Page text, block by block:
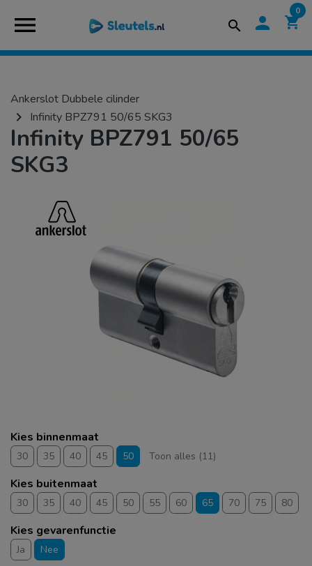
menu search person shopping_cart
0
Ankerslot Dubbele cilinder
navigate_next Infinity BPZ791 50/65 SKG3
Infinity BPZ791 50/65
SKG3
Kies binnenmaat
30 35 40 45 50 Toon alles (11)
Kies buitenmaat
30 35 40 45 50 55 60 65 70 75 80
Kies gevarenfunctie
Ja Nee